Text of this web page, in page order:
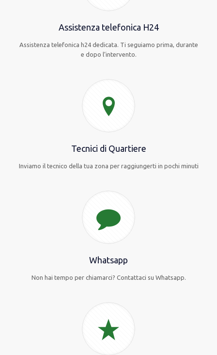
Assistenza telefonica H24
Assistenza telefonica h24 dedicata. Ti seguiamo prima, durante
e dopo l’intervento.
Tecnici di Quartiere
Inviamo il tecnico della tua zona per raggiungerti in pochi minuti
Whatsapp
Non hai tempo per chiamarci? Contattaci su Whatsapp.